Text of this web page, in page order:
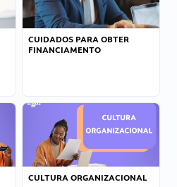
CUIDADOS PARA OBTER
FINANCIAMENTO
CULTURA ORGANIZACIONAL